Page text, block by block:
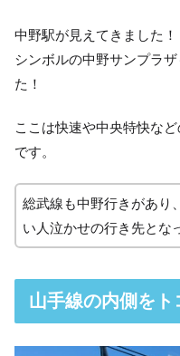
中野駅が見えてきました！
シンボルの中野サンプラ
た！
ここは快速や中央特快な
です。
総武線も中野行きがあり
い人泣かせの行き先とな
山手線の内側をト